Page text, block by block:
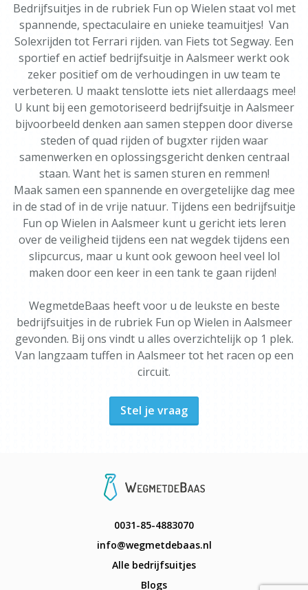
Bedrijfsuitjes in de rubriek Fun op Wielen staat vol met
spannende, spectaculaire en unieke teamuitjes! Van
Solexrijden tot Ferrari rijden. van Fiets tot Segway. Een
sportief en actief bedrijfsuitje in Aalsmeer werkt ook
zeker positief om de verhoudingen in uw team te
verbeteren. U maakt tenslotte iets niet allerdaags mee!
U kunt bij een gemotoriseerd bedrijfsuitje in Aalsmeer
bijvoorbeeld denken aan samen steppen door diverse
steden of quad rijden of bugxter rijden waar
samenwerken en oplossingsgericht denken centraal
staan. Want het is samen sturen en remmen!
Maak samen een spannende en overgetelijke dag mee
in de stad of in de vrije natuur. Tijdens een bedrijfsuitje
Fun op Wielen in Aalsmeer kunt u gericht iets leren
over de veiligheid tijdens een nat wegdek tijdens een
slipcurcus, maar u kunt ook gewoon heel veel lol
maken door een keer in een tank te gaan rijden!
WegmetdeBaas heeft voor u de leukste en beste
bedrijfsuitjes in de rubriek Fun op Wielen in Aalsmeer
gevonden. Bij ons vindt u alles overzichtelijk op 1 plek.
Van langzaam tuffen in Aalsmeer tot het racen op een
circuit.
Stel je vraag
0031-85-4883070
info@wegmetdebaas.nl
Alle bedrijfsuitjes
Blogs